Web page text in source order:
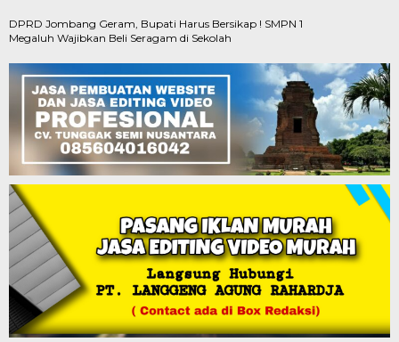
DPRD Jombang Geram, Bupati Harus Bersikap ! SMPN 1
Megaluh Wajibkan Beli Seragam di Sekolah